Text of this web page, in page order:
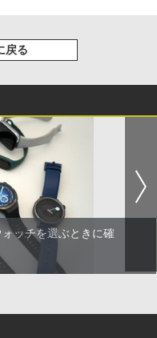
戻る
ッチを選ぶときに確